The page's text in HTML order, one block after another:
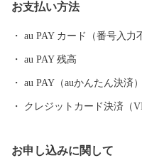
こで焼かれた「くらわんか
あった磁器を広く普及させ
彩るおしゃれで機能的な日
も高いシェアを誇っていま
見で作られたやきものがあ
お支払い方法
au PAY カード（番号入力
au PAY 残高
au PAY（auかんたん決済
クレジットカード決済（
お申し込みに関して